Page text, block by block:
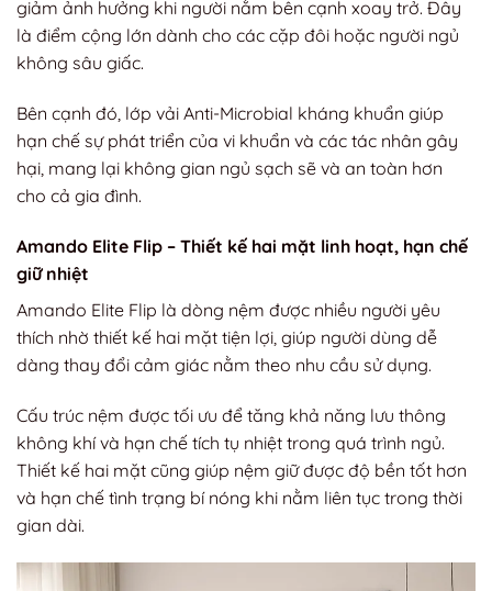
giảm ảnh hưởng khi người nằm bên cạnh xoay trở. Đây
là điểm cộng lớn dành cho các cặp đôi hoặc người ngủ
không sâu giấc.
Bên cạnh đó, lớp vải Anti-Microbial kháng khuẩn giúp
hạn chế sự phát triển của vi khuẩn và các tác nhân gây
hại, mang lại không gian ngủ sạch sẽ và an toàn hơn
cho cả gia đình.
Amando Elite Flip – Thiết kế hai mặt linh hoạt, hạn chế
giữ nhiệt
Amando Elite Flip là dòng nệm được nhiều người yêu
thích nhờ thiết kế hai mặt tiện lợi, giúp người dùng dễ
dàng thay đổi cảm giác nằm theo nhu cầu sử dụng.
Cấu trúc nệm được tối ưu để tăng khả năng lưu thông
không khí và hạn chế tích tụ nhiệt trong quá trình ngủ.
Thiết kế hai mặt cũng giúp nệm giữ được độ bền tốt hơn
và hạn chế tình trạng bí nóng khi nằm liên tục trong thời
gian dài.